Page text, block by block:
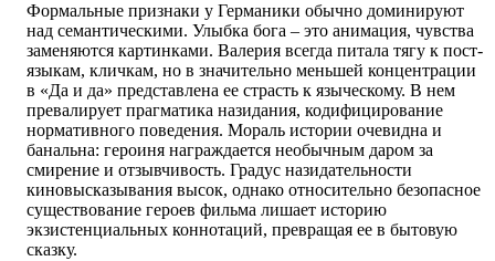
Формальные признаки у Германики обычно доминируют
над семантическими. Улыбка бога – это анимация, чувства
заменяются картинками. Валерия всегда питала тягу к пост-
языкам, кличкам, но в значительно меньшей концентрации
в «Да и да» представлена ее страсть к языческому. В нем
превалирует прагматика назидания, кодифицирование
нормативного поведения. Мораль истории очевидна и
банальна: героиня награждается необычным даром за
смирение и отзывчивость. Градус назидательности
киновысказывания высок, однако относительно безопасное
существование героев фильма лишает историю
экзистенциальных коннотаций, превращая ее в бытовую
сказку.